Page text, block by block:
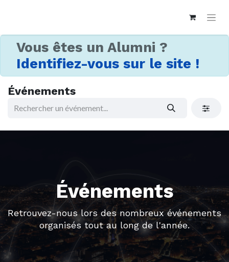
Vous êtes un Alumni ?
Identifiez-vous sur le site !
Événements
Événements
Retrouvez-nous lors des nombreux événements
organisés tout au long de l'année.